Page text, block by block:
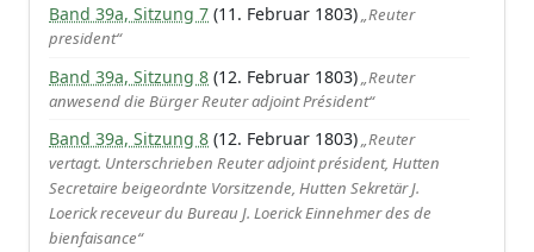
Band 39a, Sitzung 7 (11. Februar 1803)„Reuter
president“
Band 39a, Sitzung 8 (12. Februar 1803) „Reuter
anwesend die Bürger Reuter adjoint Président“
Band 39a, Sitzung 8 (12. Februar 1803)„Reuter
vertagt. Unterschrieben Reuter adjoint président, Hutten
Secretaire beigeordnte Vorsitzende, Hutten Sekretär J.
Loerick receveur du Bureau J. Loerick Einnehmer des de
bienfaisance“